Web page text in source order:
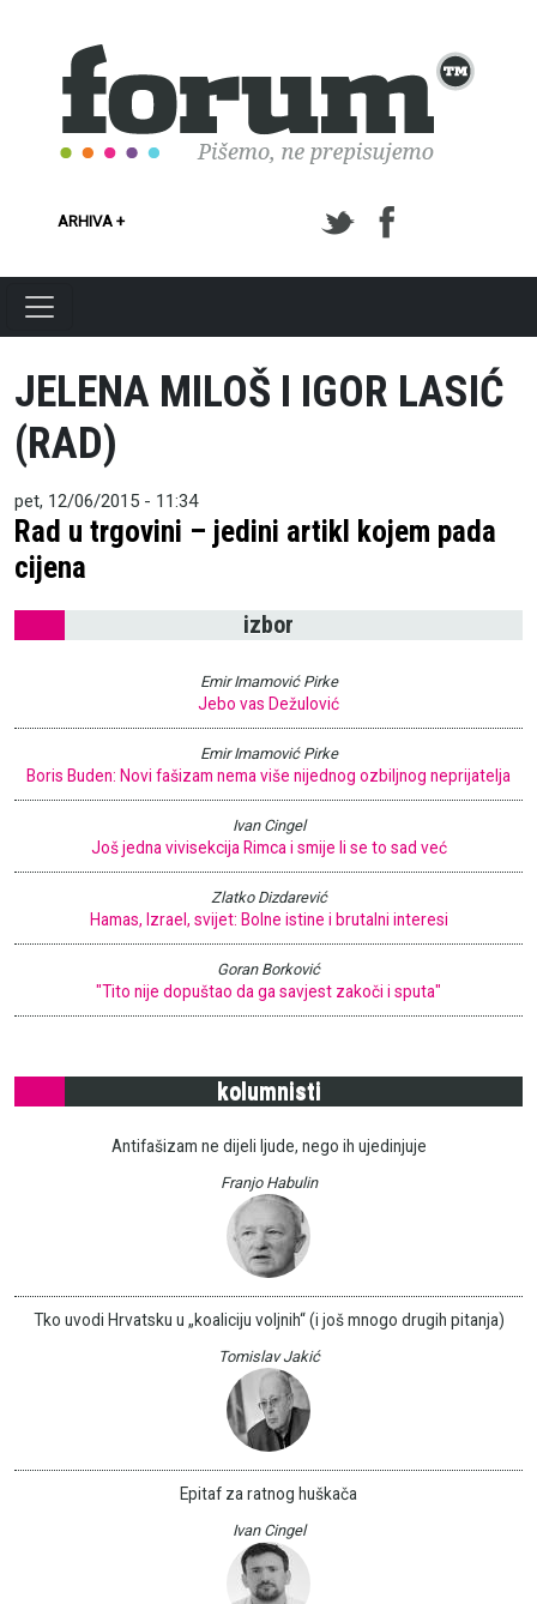
ARHIVA +
JELENA MILOŠ I IGOR LASIĆ
(RAD)
pet, 12/06/2015 - 11:34
Rad u trgovini – jedini artikl kojem pada
cijena
izbor
Emir Imamović Pirke
Jebo vas Dežulović
Emir Imamović Pirke
Boris Buden: Novi fašizam nema više nijednog ozbiljnog neprijatelja
Ivan Cingel
Još jedna vivisekcija Rimca i smije li se to sad već
Zlatko Dizdarević
Hamas, Izrael, svijet: Bolne istine i brutalni interesi
Goran Borković
"Tito nije dopuštao da ga savjest zakoči i sputa"
kolumnisti
Antifašizam ne dijeli ljude, nego ih ujedinjuje
Franjo Habulin
Tko uvodi Hrvatsku u „koaliciju voljnih“ (i još mnogo drugih pitanja)
Tomislav Jakić
Epitaf za ratnog huškača
Ivan Cingel